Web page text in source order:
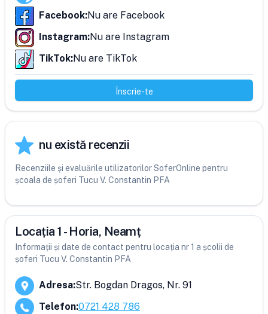
Facebook:Nu are Facebook
Instagram:Nu are Instagram
TikTok:Nu are TikTok
Înscrie-te
nu există recenzii
Recenziile și evaluările utilizatorilor SoferOnline pentru
școala de șoferi Tucu V. Constantin PFA
Locația 1 - Horia, Neamț
Informații și date de contact pentru locația nr 1 a școlii de
șoferi Tucu V. Constantin PFA
Adresa:Str. Bogdan Dragos, Nr. 91
Telefon:0721 428 786